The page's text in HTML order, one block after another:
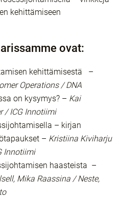
kehittämiseen
ovat:
kehittämisestä –
Operations / DNA
on kysymys? – Kai
/ ICG Innotiimi
– kirjan
– Kristiina Kiviharju
Innotiimi
haasteista –
Mika Raassina / Neste,